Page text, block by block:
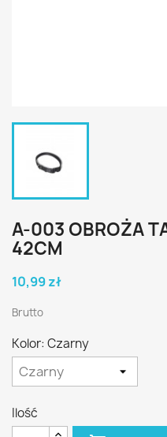
A-003 OBROŻA
42CM
10,99 zł
Brutto
Kolor: Czarny
Ilość